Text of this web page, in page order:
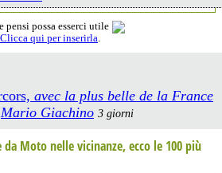
possa esserci utile
Clicca qui per inserirla.
avec la plus belle de la France
Mario Giachino 3 giorni
da Moto nelle vicinanze, ecco le 100 più